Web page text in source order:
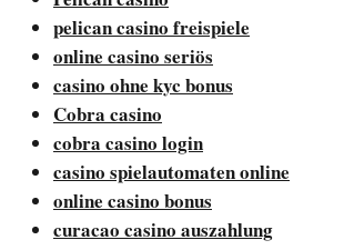
pelican casino freispiele
online casino seriös
casino ohne kyc bonus
Cobra casino
cobra casino login
casino spielautomaten online
online casino bonus
curacao casino auszahlung